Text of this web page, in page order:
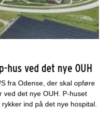
hus ved det nye OUH
fra Odense, der skal opføre
ved det nye OUH. P-huset
ind på det nye hospital.